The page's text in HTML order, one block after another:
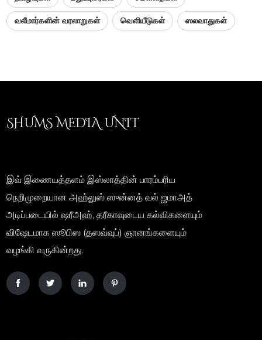
வலீமார்களின் வரலாறுகள் வெளியீடுகள் ஸலவாதுகள்
SHUMS MEDIA UNIT
இவ் இணையத்தளம் இஸ்லாத்தின் பாரம்பரிய
நெறிமுறையான அஹ்லுஸ் ஸுன்னத் வல் ஜமாஅத்
அடிப்படையில் ஷரீஅஹ், தரீகாவுடைய கல்விகளையும்
விஷேடமாக ஸூபிஸ (தஸவ்வுப்) ஞானங்களையும்
வழங்கி வருகின்றது.